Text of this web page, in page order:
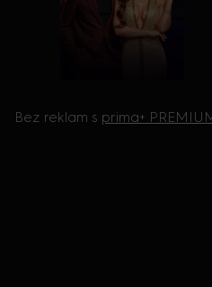
Bez reklam s prima+